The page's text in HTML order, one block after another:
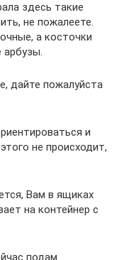
здесь такие
не пожалеете.
а косточки
арбузы.
дайте пожалуйста
и
не происходит,
Вам в ящиках
на контейнер с
подам.